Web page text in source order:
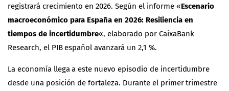
registrará crecimiento en 2026. Según el informe «Escenario
macroeconómico para España en 2026: Resiliencia en
tiempos de incertidumbre«, elaborado por CaixaBank
Research, el PIB español avanzará un 2,1 %.
La economía llega a este nuevo episodio de incertidumbre
desde una posición de fortaleza. Durante el primer trimestre